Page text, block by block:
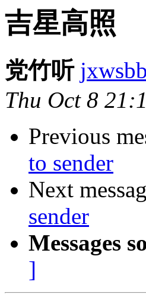
吉星高照
党竹听
Thu Oct 8
Previous
to sender
Next
sender
Messages
]